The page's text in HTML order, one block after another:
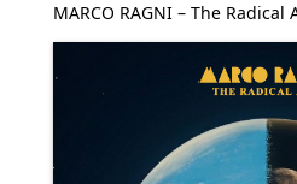
MARCO RAGNI – The Radical